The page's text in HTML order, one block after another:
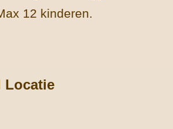
12 kinderen.
Locatie